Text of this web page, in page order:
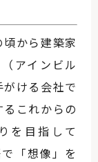
頃から建築家
アインビル
ける会社で
これからの
を目指して
「想像」を